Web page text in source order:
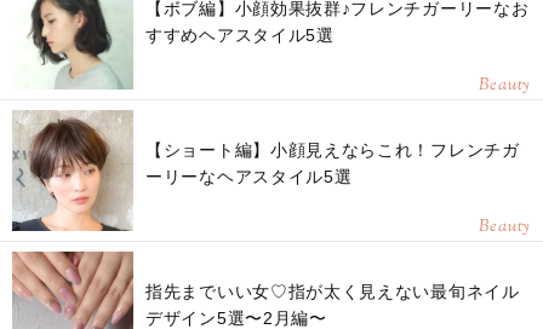
【ボブ編】小顔効果抜群♪フレンチガーリーなお
すすめヘアスタイル5選
Beauty
【ショート編】小顔見えならこれ！フレンチガ
ーリーなヘアスタイル5選
Beauty
指先までいい女♡指が太く見えない最旬ネイル
デザイン5選〜2月編〜